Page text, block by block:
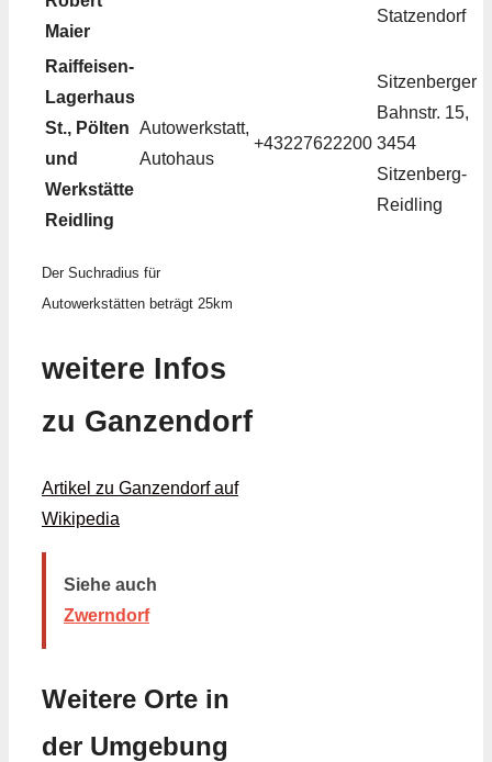
Maier
Statzendorf
Raiffeisen-
Lagerhaus
St., Pölten
und
Werkstätte
Reidling
Autowerkstatt,
Autohaus
+43227622200
Sitzenberger
Bahnstr. 15,
3454
Sitzenberg-
Reidling
Der Suchradius für
Autowerkstätten beträgt 25km
weitere Infos
zu Ganzendorf
Artikel zu Ganzendorf auf
Wikipedia
Siehe auch
Zwerndorf
Weitere Orte in
der Umgebung